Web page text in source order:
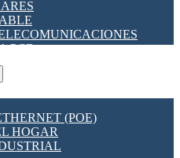
LÓGICO PROGRAMABLES
HORARIO
PCB
(POE)
HOGAR